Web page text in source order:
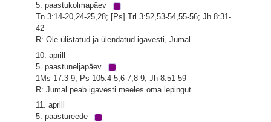
5. paastukolmapäev
Tn 3:14-20,24-25,28; [Ps] Trl 3:52,53-54,55-56; Jh 8:31-
42
R: Ole ülistatud ja ülendatud igavesti, Jumal.
10. aprill
5. paastuneljapäev
1Ms 17:3-9; Ps 105:4-5,6-7,8-9; Jh 8:51-59
R: Jumal peab igavesti meeles oma lepingut.
11. aprill
5. paastureede